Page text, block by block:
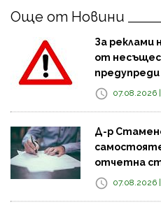
Още от Новини
За реклами
от
07.08.2026 |
Д-р
отчетна
07.08.2026 |